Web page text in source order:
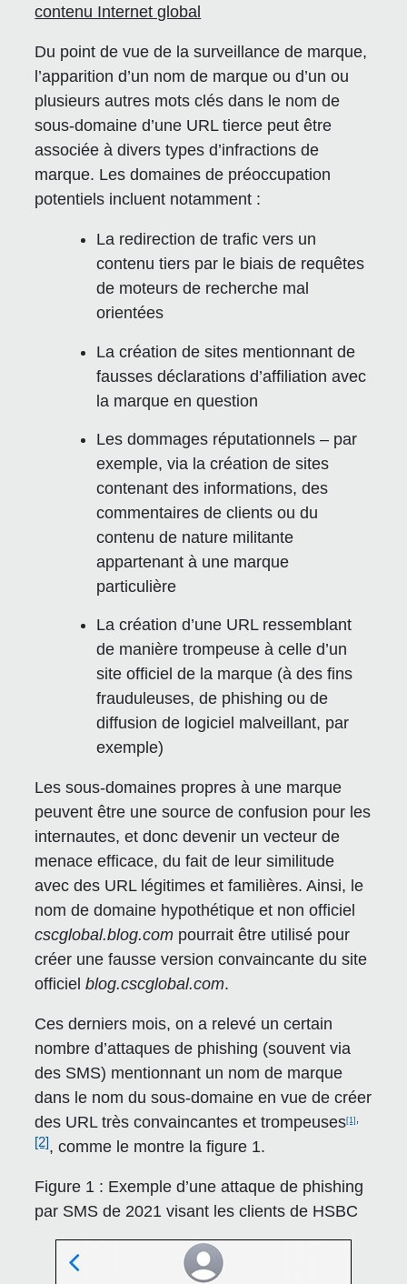
contenu Internet global
Du point de vue de la surveillance de marque,
l’apparition d’un nom de marque ou d’un ou
plusieurs autres mots clés dans le nom de
sous-domaine d’une URL tierce peut être
associée à divers types d’infractions de
marque. Les domaines de préoccupation
potentiels incluent notamment :
La redirection de trafic vers un
contenu tiers par le biais de requêtes
de moteurs de recherche mal
orientées
La création de sites mentionnant de
fausses déclarations d’affiliation avec
la marque en question
Les dommages réputationnels – par
exemple, via la création de sites
contenant des informations, des
commentaires de clients ou du
contenu de nature militante
appartenant à une marque
particulière
La création d’une URL ressemblant
de manière trompeuse à celle d’un
site officiel de la marque (à des fins
frauduleuses, de phishing ou de
diffusion de logiciel malveillant, par
exemple)
Les sous-domaines propres à une marque
peuvent être une source de confusion pour les
internautes, et donc devenir un vecteur de
menace efficace, du fait de leur similitude
avec des URL légitimes et familières. Ainsi, le
nom de domaine hypothétique et non officiel
cscglobal.blog.com pourrait être utilisé pour
créer une fausse version convaincante du site
officielblog.cscglobal.com.
Ces derniers mois, on a relevé un certain
nombre d’attaques de phishing (souvent via
des SMS) mentionnant un nom de marque
dans le nom du sous-domaine en vue de créer
des URL très convaincantes et trompeuses[1]
[2], comme le montre la figure 1.
Figure 1 : Exemple d’une attaque de phishing
par SMS de 2021 visant les clients de HSBC